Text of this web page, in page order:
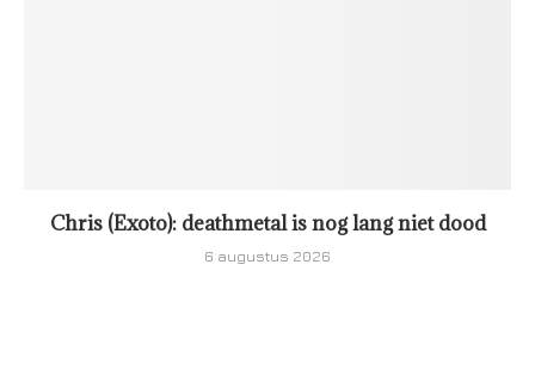
Chris (Exoto): deathmetal is nog lang niet dood
6 augustus 2026